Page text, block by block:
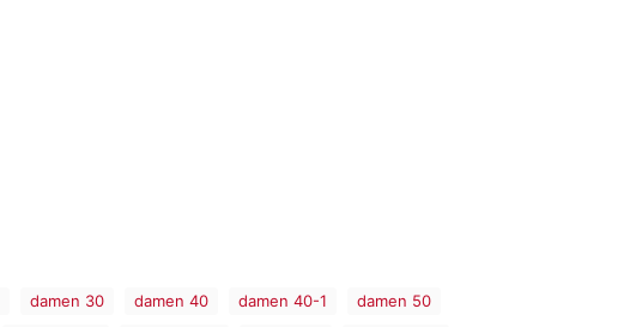
damen 30 damen 40 damen 40-1
damen 50